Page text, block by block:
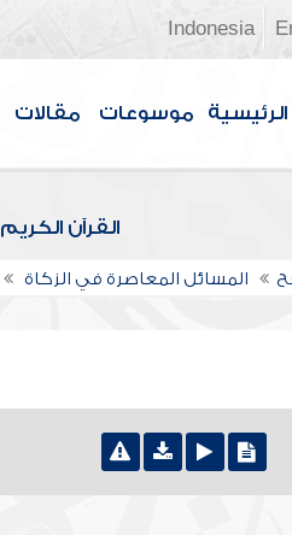
Indonesia
الرئيسية موسوعات مقالات
القرآن الكريم
المسائل المعاصرة في الزكاة